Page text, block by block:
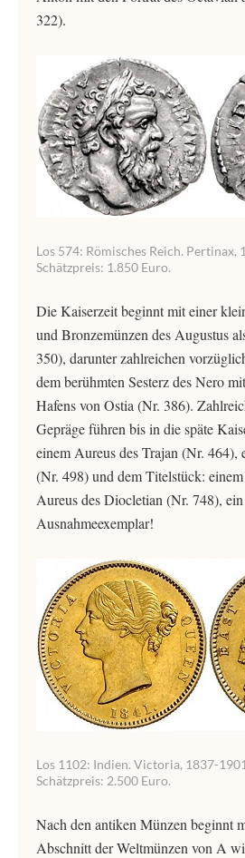
322).
Los 574: Römisches Reich. Pertinax,
Schätzpreis: 1.850 Euro.
Die Kaiserzeit beginnt mit einer
und Bronzemünzen des Augustus
350), darunter zahlreichen
dem berühmten Sesterz des Nero
Hafens von Ostia (Nr. 386).
Gepräge führen bis in die späte
einem Aureus des Trajan (Nr. 464),
(Nr. 498) und dem Titelstück:
Aureus des Diocletian (Nr. 748),
Ausnahmeexemplar!
Los 1102: Indien. Victoria, 1837-
Schätzpreis: 2.500 Euro.
Nach den antiken Münzen beginnt
Abschnitt der Weltmünzen von A